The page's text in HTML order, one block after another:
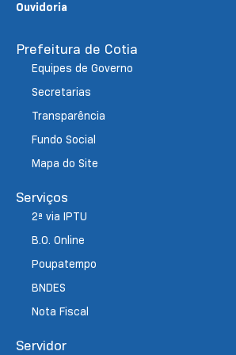
Ouvidoria
Prefeitura de Cotia
Equipes de Governo
Secretarias
Transparência
Fundo Social
Mapa do Site
Serviços
2ª via IPTU
B.O. Online
Poupatempo
BNDES
Nota Fiscal
Servidor